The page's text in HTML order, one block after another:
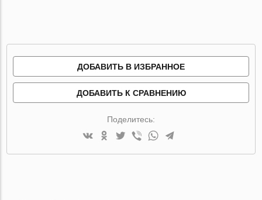
ДОБАВИТЬ В ИЗБРАННОЕ
ДОБАВИТЬ К СРАВНЕНИЮ
Поделитесь: